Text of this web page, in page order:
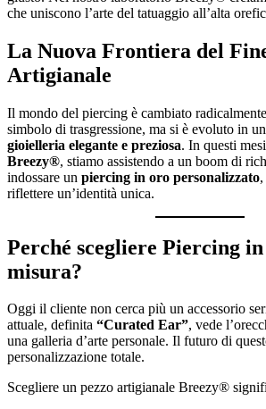
che uniscono l’arte del tatuaggio all’alta
La Nuova Frontiera del
Artigianale
Il mondo del piercing è cambiato
simbolo di trasgressione, ma si è evoluto in
gioielleria elegante e preziosa. In questi
Breezy®, stiamo assistendo a un boom di
indossare un piercing in oro personalizzato
riflettere un’identità unica.
Perché scegliere Piercing
misura?
Oggi il cliente non cerca più un accessorio
attuale, definita “Curated Ear”, vede
una galleria d’arte personale. Il futuro di
personalizzazione totale.
Scegliere un pezzo artigianale Breezy®